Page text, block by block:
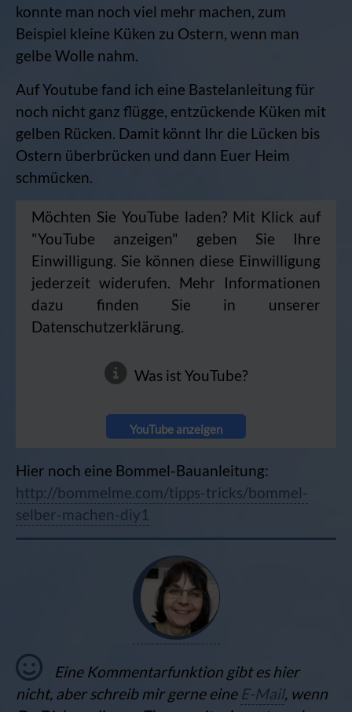
konnte man noch viel mehr machen, zum
Beispiel kleine Küken zu Ostern, wenn man
gelbe Wolle nahm.
Auf Youtube fand ich eine Bastelanleitung für
noch nicht ganz flügge, entzückende Küken mit
gelben Rücken. Damit könnt Ihr die Lücken bis
Ostern überbrücken und dann Euer Heim
schmücken.
Möchten Sie YouTube laden? Mit Klick auf
"YouTube anzeigen" geben Sie Ihre
Einwilligung. Sie können diese Einwilligung
jederzeit widerufen. Mehr Informationen
dazu finden Sie in unserer
Datenschutzerklärung.
Was ist YouTube?
YouTube anzeigen
Hier noch eine Bommel-Bauanleitung:
http://bommelme.com/tipps-tricks/bommel-
selber-machen-diy1
Eine Kommentarfunktion gibt es hier
nicht, aber schreib mir gerne eine E-Mail, wenn